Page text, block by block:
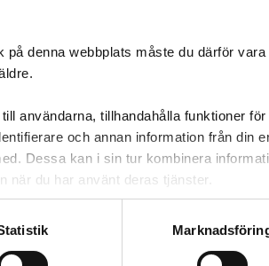
på denna webbplats måste du därför vara
användarna, tillhandahålla funktioner för
och annan information från din
Dessa kan i sin tur kombinera
när du har använt deras tjänster.
den
Turkisk
En längtan till